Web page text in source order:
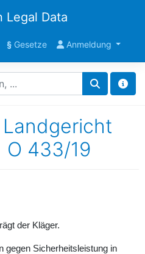
Legal Data
§Gesetze Anmeldung
O 433/19
der Kläger.
gegen Sicherheitsleistung in